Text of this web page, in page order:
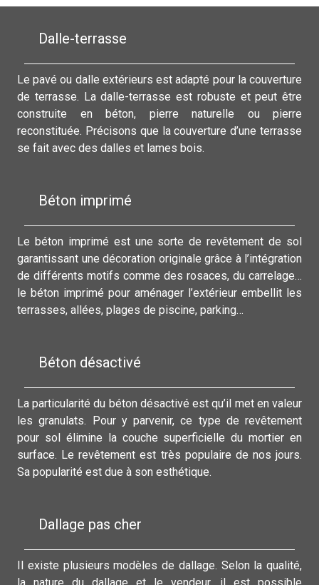
Dalle-terrasse
Le pavé ou dalle extérieurs est adapté pour la couverture
de terrasse. La dalle-terrasse est robuste et peut être
construite en béton, pierre naturelle ou pierre
reconstituée. Précisons que la couverture d’une terrasse
se fait avec des dalles et lames bois.
Béton imprimé
Le béton imprimé est une sorte de revêtement de sol
garantissant une décoration originale grâce à l’intégration
de différents motifs comme des rosaces, du carrelage…
le béton imprimé pour aménager l’extérieur embellit les
terrasses, allées, plages de piscine, parking…
Béton désactivé
La particularité du béton désactivé est qu’il met en valeur
les granulats. Pour y parvenir, ce type de revêtement
pour sol élimine la couche superficielle du mortier en
surface. Le revêtement est très populaire de nos jours.
Sa popularité est due à son esthétique.
Dallage pas cher
Il existe plusieurs modèles de dallage. Selon la qualité,